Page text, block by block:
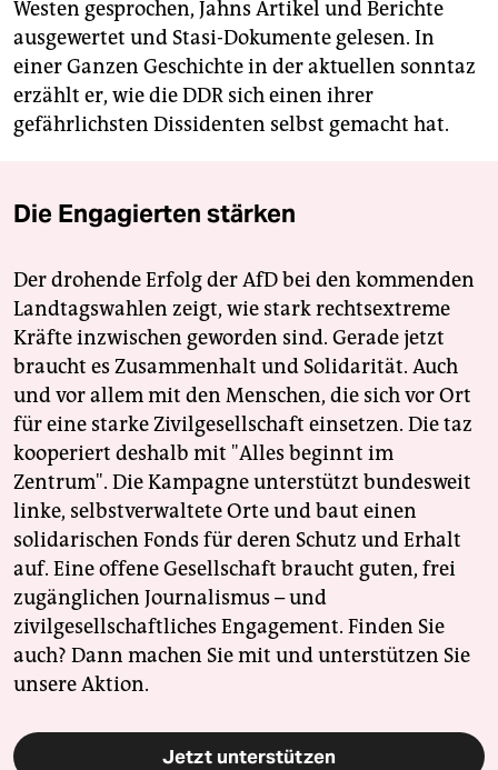
Westen gesprochen, Jahns Artikel und Berichte
ausgewertet und Stasi-Dokumente gelesen. In
einer Ganzen Geschichte in der aktuellen sonntaz
erzählt er, wie die DDR sich einen ihrer
gefährlichsten Dissidenten selbst gemacht hat.
Die Engagierten stärken
Der drohende Erfolg der AfD bei den kommenden
Landtagswahlen zeigt, wie stark rechtsextreme
Kräfte inzwischen geworden sind. Gerade jetzt
braucht es Zusammenhalt und Solidarität. Auch
und vor allem mit den Menschen, die sich vor Ort
für eine starke Zivilgesellschaft einsetzen. Die taz
kooperiert deshalb mit "Alles beginnt im
Zentrum". Die Kampagne unterstützt bundesweit
linke, selbstverwaltete Orte und baut einen
solidarischen Fonds für deren Schutz und Erhalt
auf. Eine offene Gesellschaft braucht guten, frei
zugänglichen Journalismus – und
zivilgesellschaftliches Engagement. Finden Sie
auch? Dann machen Sie mit und unterstützen Sie
unsere Aktion.
Jetzt unterstützen